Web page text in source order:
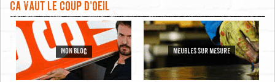
Ca vaut le coup d'oeil
MON BLOG MEUBLES SUR MESURE